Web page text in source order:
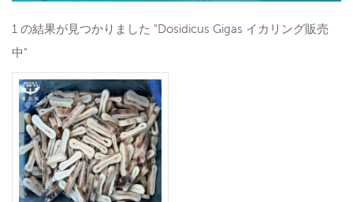
1 の結果が見つかりました "Dosidicus Gigas イカリング販売
中"